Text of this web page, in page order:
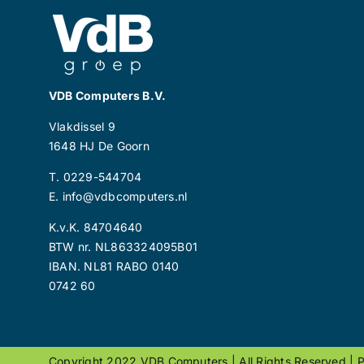
VDB Computers B.V.
Vlakdissel 9
1648 HJ De Goorn
T. 0229-544704
E. info@vdbcomputers.nl
K.v.K. 84704640
BTW nr. NL863324095B01
IBAN. NL81 RABO 0140
0742 60
Copyright 2022 VDB Computers | All Rights Reserved |